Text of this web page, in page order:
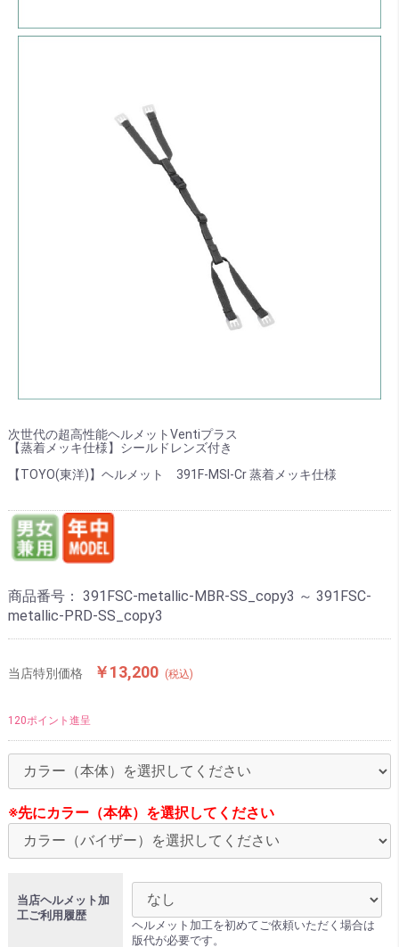
次世代の超高性能ヘルメットVentiプラス
【蒸着メッキ仕様】シールドレンズ付き
【TOYO(東洋)】ヘルメット 391F-MSI-Cr 蒸着メッキ仕様
商品番号： 391FSC-metallic-MBR-SS_copy3 ～ 391FSC-
metallic-PRD-SS_copy3
当店特別価格 ￥13,200 (税込)
120ポイント進呈
※先にカラー（本体）を選択してください
当店ヘルメット加
工ご利用履歴
ヘルメット加工を初めてご依頼いただく場合は
版代が必要です。